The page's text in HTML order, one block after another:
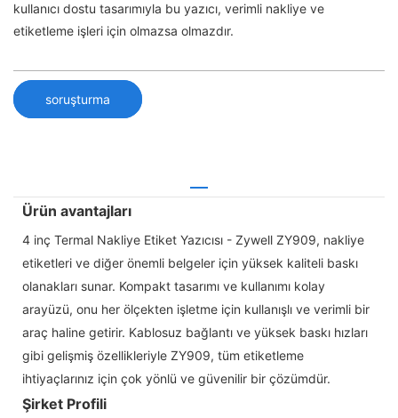
kullanıcı dostu tasarımıyla bu yazıcı, verimli nakliye ve
etiketleme işleri için olmazsa olmazdır.
soruşturma
Ürün avantajları
4 inç Termal Nakliye Etiket Yazıcısı - Zywell ZY909, nakliye
etiketleri ve diğer önemli belgeler için yüksek kaliteli baskı
olanakları sunar. Kompakt tasarımı ve kullanımı kolay
arayüzü, onu her ölçekten işletme için kullanışlı ve verimli bir
araç haline getirir. Kablosuz bağlantı ve yüksek baskı hızları
gibi gelişmiş özellikleriyle ZY909, tüm etiketleme
ihtiyaçlarınız için çok yönlü ve güvenilir bir çözümdür.
Şirket Profili